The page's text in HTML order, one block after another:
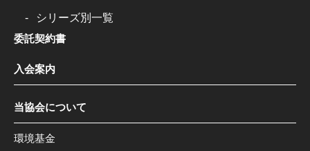
シリーズ別一覧
委託契約書
入会案内
当協会について
環境基金